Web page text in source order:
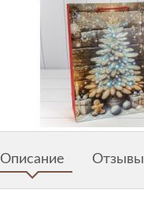
Описание Отзывы